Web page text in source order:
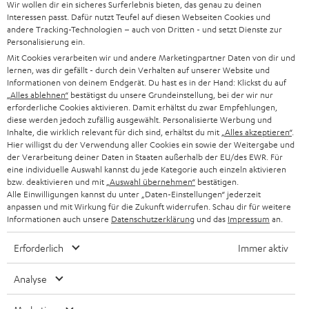
d
u
n
g
SOUNDBAR
STEREO
SMART HOME
BLUETOOTH-LAUTSPRECHER
KOPFHÖRER
BLUETOOTH-KOPFHÖRER
STEREOANLAGEN
SUPPORT
KARRIERE
PRESSE & MARKETING
GESCHÄFTSKUNDEN
PARTNERPROGRAMM
BLOG
NEWSLETTER
STORES
DEINE VORTEILE BEI TEUFEL
TEUFEL STORY
Teufel Onlineshops
DEUTSCHLAND
ÖSTERREICH
SCHWEIZ
NIEDERLANDE
BELGIEN
FRANKREICH
Wir wollen dir ein sicheres Surferlebnis bieten, das genau zu deinen
Interessen passt. Dafür nutzt Teufel auf diesen Webseiten Cookies und
andere Tracking-Technologien – auch von Dritten - und setzt Dienste zur
Personalisierung ein.
Mit Cookies verarbeiten wir und andere Marketingpartner Daten von dir und
lernen, was dir gefällt - durch dein Verhalten auf unserer Website und
Informationen von deinem Endgerät. Du hast es in der Hand: Klickst du auf
„Alles ablehnen“ bestätigst du unsere Grundeinstellung, bei der wir nur
erforderliche Cookies aktivieren. Damit erhältst du zwar Empfehlungen,
diese werden jedoch zufällig ausgewählt. Personalisierte Werbung und
Inhalte, die wirklich relevant für dich sind, erhältst du mit „Alles akzeptieren“.
Hier willigst du der Verwendung aller Cookies ein sowie der Weitergabe und
der Verarbeitung deiner Daten in Staaten außerhalb der EU/des EWR. Für
eine individuelle Auswahl kannst du jede Kategorie auch einzeln aktivieren
bzw. deaktivieren und mit „Auswahl übernehmen“ bestätigen.
Alle Einwilligungen kannst du unter „Daten-Einstellungen“ jederzeit
anpassen und mit Wirkung für die Zukunft widerrufen. Schau dir für weitere
Informationen auch unsere Datenschutzerklärung und das Impressum an.
Erforderlich Immer aktiv
Analyse